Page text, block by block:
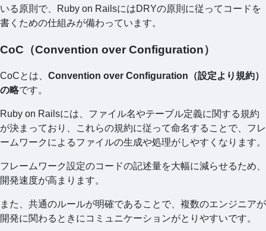
いる原則で、Ruby on RailsにはDRYの原則に従ってコードを
書くための仕組みが備わっています。
CoC（Convention over Configuration）
CoCとは、 Convention over Configuration（設定より規約）
の略です。
Ruby on Railsには、ファイル名やテーブル定義に関する規約
が決まっており、これらの規約に従って命名することで、フレ
ームワークによるファイルの生成や処理がしやすくなります。
フレームワーク設定のコードの記述量を大幅に減らせるため、
開発速度が高まります。
また、共通のルールが明確であることで、複数のエンジニアが
開発に関わるときにコミュニケーションがとりやすいです。